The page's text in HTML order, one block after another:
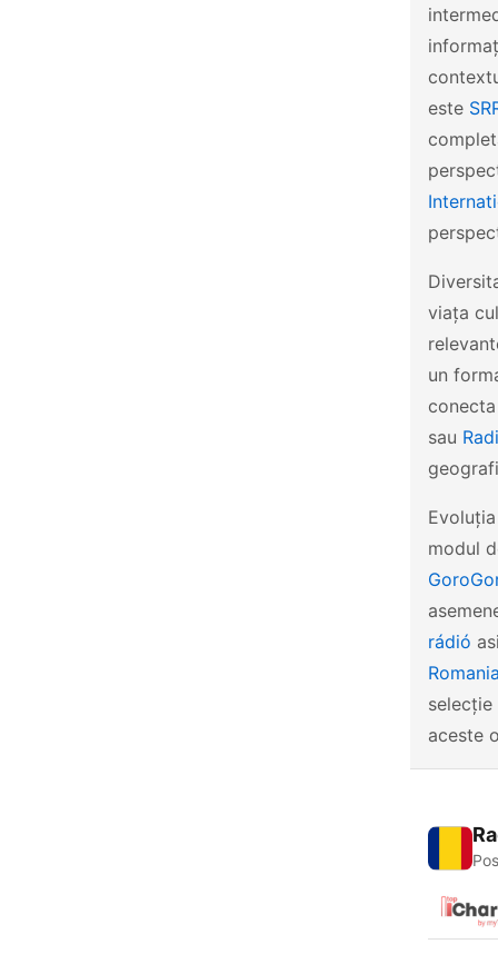
este
viața
un
sau
modul
rádió
aceste